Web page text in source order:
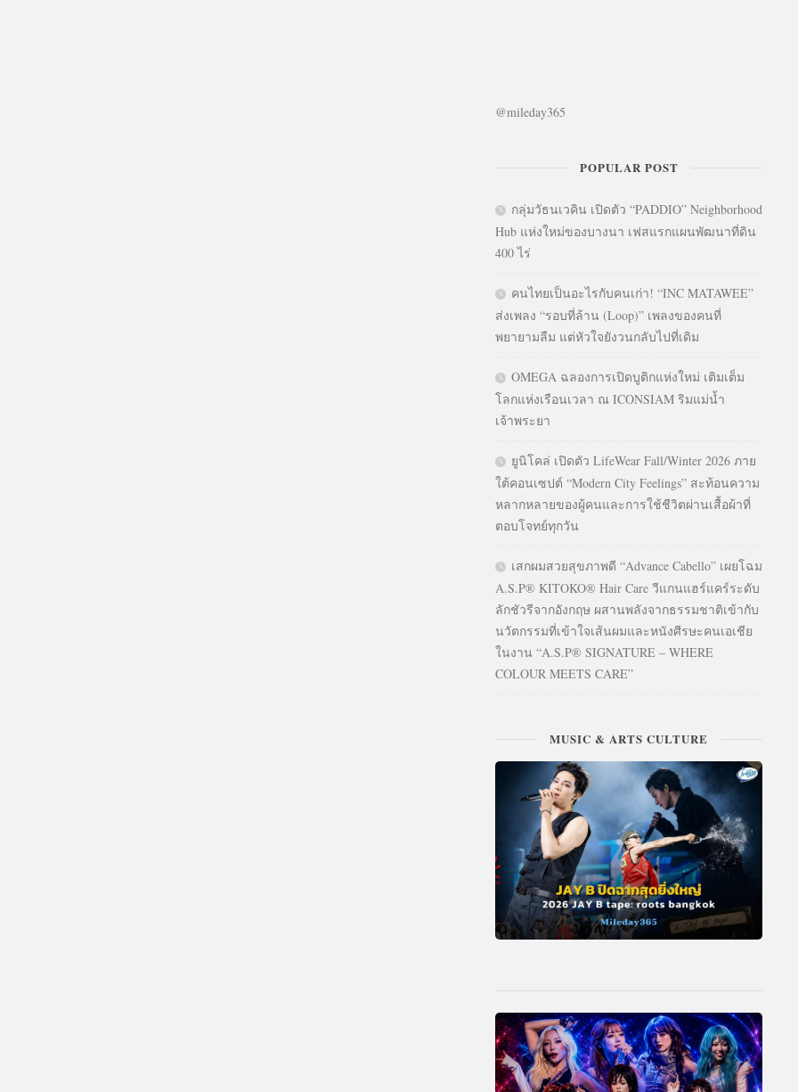
@mileday365
POPULAR POST
กลุ่มวัธนเวคิน เปิดตัว “PADDIO” Neighborhood
Hub แห่งใหม่ของบางนา เฟสแรกแผนพัฒนาที่ดิน
400 ไร่
คนไทยเป็นอะไรกับคนเก่า! “INC MATAWEE”
ส่งเพลง “รอบที่ล้าน (Loop)” เพลงของคนที่
พยายามลืม แต่หัวใจยังวนกลับไปที่เดิม
OMEGA ฉลองการเปิดบูติกแห่งใหม่ เติมเต็ม
โลกแห่งเรือนเวลา ณ ICONSIAM ริมแม่น้ำ
เจ้าพระยา
ยูนิโคล่ เปิดตัว LifeWear Fall/Winter 2026 ภาย
ใต้คอนเซปต์ “Modern City Feelings” สะท้อนความ
หลากหลายของผู้คนและการใช้ชีวิตผ่านเสื้อผ้าที่
ตอบโจทย์ทุกวัน
เสกผมสวยสุขภาพดี “Advance Cabello” เผยโฉม
A.S.P® KITOKO® Hair Care วีแกนแฮร์แคร์ระดับ
ลักชัวรีจากอังกฤษ ผสานพลังจากธรรมชาติเข้ากับ
นวัตกรรมที่เข้าใจเส้นผมและหนังศีรษะคนเอเชีย
ในงาน “A.S.P® SIGNATURE – WHERE
COLOUR MEETS CARE”
MUSIC & ARTS CULTURE